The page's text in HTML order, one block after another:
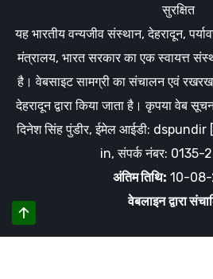
सुरक्षित
यह भारतीय वन्यजीव संस्थान, देहरादून,
मंत्रालय, भारत सरकार का एक स्वायत्त
है। वेबसाइट सामग्री का संचालन एवं
देहरादून द्वारा किया जाता है। कृपया वेब
दिनेश सिंह पुंडीर, ईमेल आईडी:
in, संपर्क नंबर: 0135-
अंतिम तिथि: 10-
वेबलाइन द्वारा